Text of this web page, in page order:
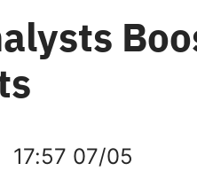
17:57 07/05